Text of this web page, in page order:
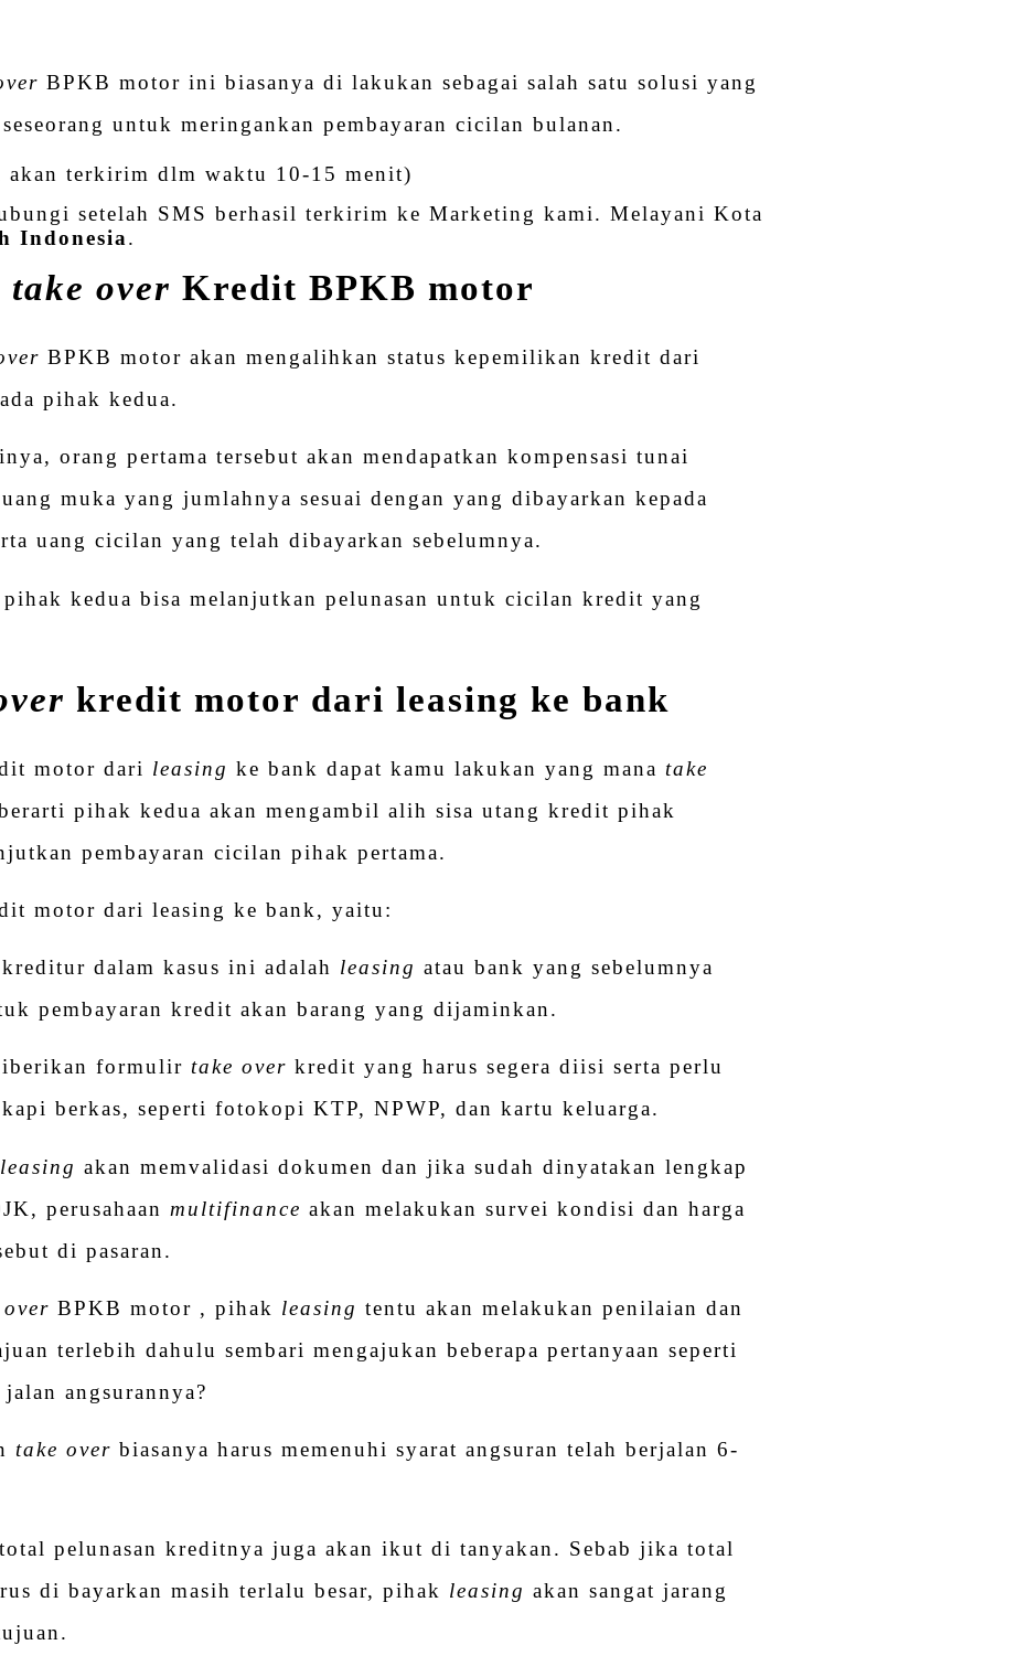
BPKB motor ini biasanya di lakukan sebagai salah satu solusi yang
untuk meringankan pembayaran cicilan bulanan.
akan terkirim dlm waktu 10-15 menit)
setelah SMS berhasil terkirim ke Marketing kami. Melayani Kota
Indonesia.
take over Kredit BPKB motor
BPKB motor akan mengalihkan status kepemilikan kredit dari
pihak kedua.
orang pertama tersebut akan mendapatkan kompensasi tunai
muka yang jumlahnya sesuai dengan yang dibayarkan kepada
uang cicilan yang telah dibayarkan sebelumnya.
kedua bisa melanjutkan pelunasan untuk cicilan kredit yang
kredit motor dari leasing ke bank
motor dari leasing ke bank dapat kamu lakukan yang mana take
pihak kedua akan mengambil alih sisa utang kredit pihak
pembayaran cicilan pihak pertama.
motor dari leasing ke bank, yaitu:
dalam kasus ini adalah leasing atau bank yang sebelumnya
pembayaran kredit akan barang yang dijaminkan.
formulir takeover kredit yang harus segera diisi serta perlu
berkas, seperti fotokopi KTP, NPWP, dan kartu keluarga.
leasing akan memvalidasi dokumen dan jika sudah dinyatakan lengkap
perusahaan multifinance akan melakukan survei kondisi dan harga
di pasaran.
BPKB motor , pihak leasing tentu akan melakukan penilaian dan
terlebih dahulu sembari mengajukan beberapa pertanyaan seperti
angsurannya?
take over biasanya harus memenuhi syarat angsuran telah berjalan 6-
pelunasan kreditnya juga akan ikut di tanyakan. Sebab jika total
di bayarkan masih terlalu besar, pihak leasing akan sangat jarang